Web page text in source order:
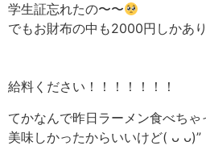
学生証忘れたの〜〜
でもお財布の中も2000円しかあ
給料ください！！！！！！！
てかなんで昨日ラーメン食べち
美味しかったからいいけど( ᴗ ᴗ)”